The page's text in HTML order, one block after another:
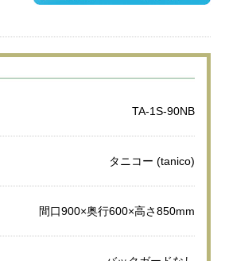
TA-1S-90NB
タニコー (tanico)
間口900×奥行600×高さ850mm